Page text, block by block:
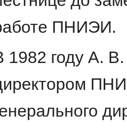
ПНИЭИ.
1982 году А.